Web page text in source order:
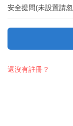
安全提問(未設置請
還沒有註冊？